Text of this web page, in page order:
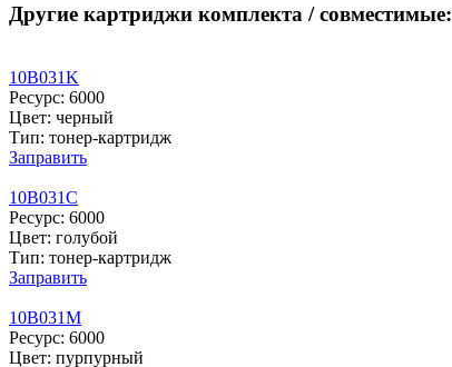
Другие картриджи комплекта / совместимые:
10B031K
Ресурс: 6000
Цвет: черный
Тип: тонер-картридж
Заправить
10B031C
Ресурс: 6000
Цвет: голубой
Тип: тонер-картридж
Заправить
10B031M
Ресурс: 6000
Цвет: пурпурный